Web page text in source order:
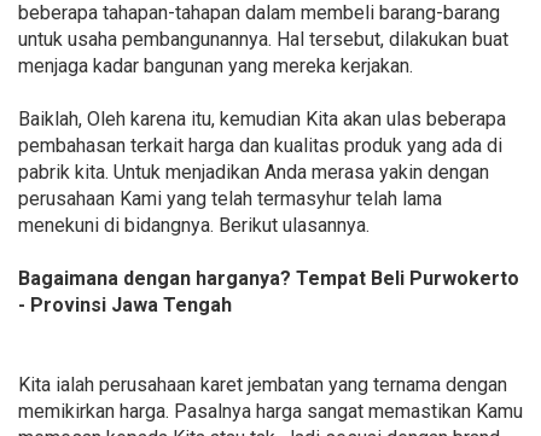
beberapa tahapan-tahapan dalam membeli barang-barang
untuk usaha pembangunannya. Hal tersebut, dilakukan buat
menjaga kadar bangunan yang mereka kerjakan.
Baiklah, Oleh karena itu, kemudian Kita akan ulas beberapa
pembahasan terkait harga dan kualitas produk yang ada di
pabrik kita. Untuk menjadikan Anda merasa yakin dengan
perusahaan Kami yang telah termasyhur telah lama
menekuni di bidangnya. Berikut ulasannya.
Bagaimana dengan harganya? Tempat Beli Purwokerto
- Provinsi Jawa Tengah
Kita ialah perusahaan karet jembatan yang ternama dengan
memikirkan harga. Pasalnya harga sangat memastikan Kamu